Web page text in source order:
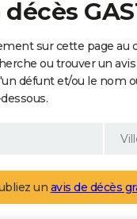
sur cette page au
ou trouver un
défunt et/ou le nom
un avis de décès